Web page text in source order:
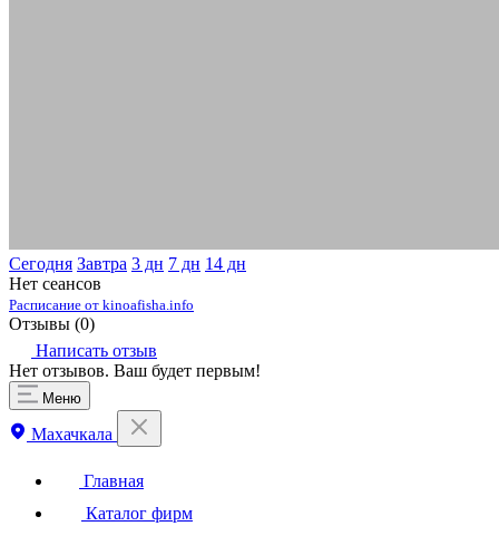
Сегодня Завтра 3 дн 7 дн 14 дн
Нет сеансов
Расписание от kinoafisha.info
Отзывы (0)
Написать отзыв
Нет отзывов. Ваш будет первым!
Меню
Махачкала
Главная
Каталог фирм